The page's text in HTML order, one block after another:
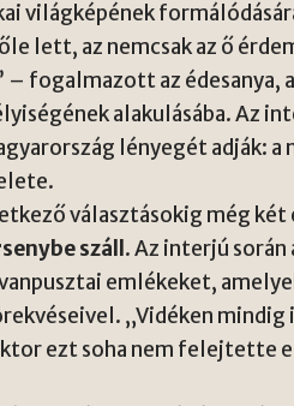
világképének
lett, az nemcsak az ő
fogalmazott az édesanya,
alakulásába. Az
lényegét adják: a
választásokig még két
száll . Az interjú során
emlékeket,
. „Vidéken mindig
ezt soha nem felejtette